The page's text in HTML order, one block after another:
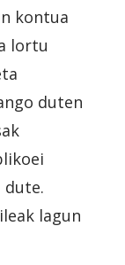
kontua
lortu
duten
dute.
lagun